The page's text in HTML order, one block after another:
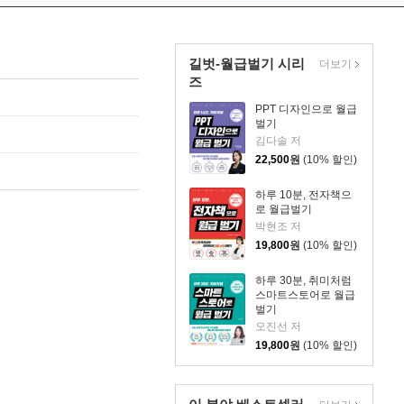
길벗-월급벌기 시리
즈
PPT 디자인으로 월급
벌기
김다솔 저
22,500원 (10% 할인)
하루 10분, 전자책으
로 월급벌기
박현조 저
19,800원 (10% 할인)
하루 30분, 취미처럼
스마트스토어로 월급
벌기
오진선 저
19,800원 (10% 할인)
더보기